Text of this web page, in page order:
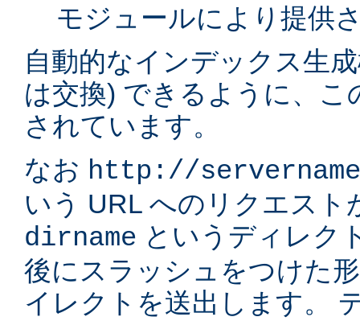
モジュールにより提供
自動的なインデックス生
は交換) できるように、こ
されています。
なお http://
いう URL へのリクエスト
dirname というディレク
後にスラッシュをつけた
イレクトを送出します。